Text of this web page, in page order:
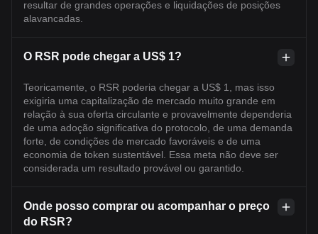
resultar de grandes operações e liquidações de posições
alavancadas.
O RSR pode chegar a US$ 1?
Teoricamente, o RSR poderia chegar a US$ 1, mas isso
exigiria uma capitalização de mercado muito grande em
relação à sua oferta circulante e provavelmente dependeria
de uma adoção significativa do protocolo, de uma demanda
forte, de condições de mercado favoráveis e de uma
economia de token sustentável. Essa meta não deve ser
considerada um resultado provável ou garantido.
Onde posso comprar ou acompanhar o preço
do RSR?